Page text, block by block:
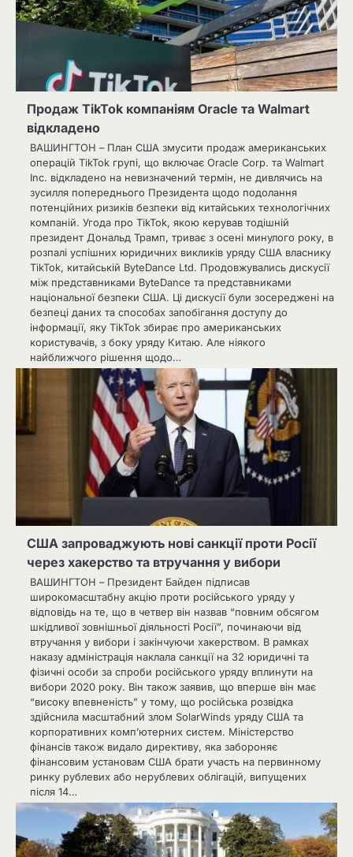
Продаж TikTok компаніям Oracle та Walmart
відкладено
ВАШИНГТОН – План США змусити продаж американських
операцій TikTok групі, що включає Oracle Corp. та Walmart
Inc. відкладено на невизначений термін, не дивлячись на
зусилля попереднього Президента щодо подолання
потенційних ризиків безпеки від китайських технологічних
компаній. Угода про TikTok, якою керував тодішній
президент Дональд Трамп, триває з осені минулого року, в
розпалі успішних юридичних викликів уряду США власнику
TikTok, китайській ByteDance Ltd. Продовжувались дискусії
між представниками ByteDance та представниками
національної безпеки США. Ці дискусії були зосереджені на
безпеці даних та способах запобігання доступу до
інформації, яку TikTok збирає про американських
користувачів, з боку уряду Китаю. Але ніякого
найближчого рішення щодо…
США запроваджують нові санкції проти Росії
через хакерство та втручання у вибори
ВАШИНГТОН – Президент Байден підписав
широкомасштабну акцію проти російського уряду у
відповідь на те, що в четвер він назвав “повним обсягом
шкідливої ​​зовнішньої діяльності Росії”, починаючи від
втручання у вибори і закінчуючи хакерством. В рамках
наказу адміністрація наклала санкції на 32 юридичні та
фізичні особи за спроби російського уряду вплинути на
вибори 2020 року. Він також заявив, що вперше він має
“високу впевненість” у тому, що російська розвідка
здійснила масштабний злом SolarWinds уряду США та
корпоративних комп’ютерних систем. Міністерство
фінансів також видало директиву, яка забороняє
фінансовим установам США брати участь на первинному
ринку рублевих або нерублевих облігацій, випущених
після 14…